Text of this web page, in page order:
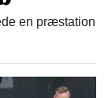
en præstation